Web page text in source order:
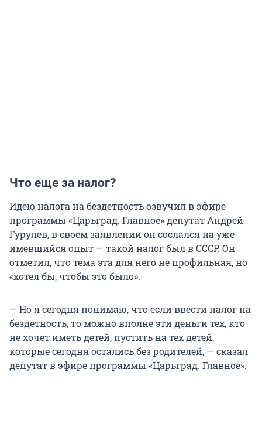
Что еще за налог?
Идею налога на бездетность озвучил в эфире
программы «Царьград. Главное» депутат Андрей
Гурулев, в своем заявлении он сослался на уже
имевшийся опыт — такой налог был в СССР. Он
отметил, что тема эта для него не профильная, но
«хотел бы, чтобы это было».
— Но я сегодня понимаю, что если ввести налог на
бездетность, то можно вполне эти деньги тех, кто
не хочет иметь детей, пустить на тех детей,
которые сегодня остались без родителей, — сказал
депутат в эфире программы «Царьград. Главное».